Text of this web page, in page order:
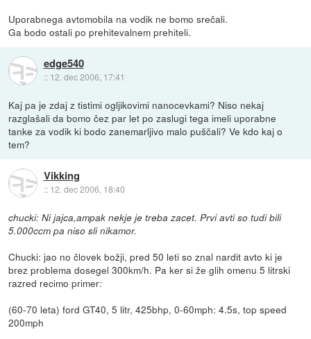
Uporabnega avtomobila na vodik ne bomo srečali.
Ga bodo ostali po prehitevalnem prehiteli.
edge540
:: 12. dec 2006, 17:41
Kaj pa je zdaj z tistimi ogljikovimi nanocevkami? Niso nekaj
razglašali da bomo čez par let po zaslugi tega imeli uporabne
tanke za vodik ki bodo zanemarljivo malo puščali? Ve kdo kaj o
tem?
Vikking
:: 12. dec 2006, 18:40
chucki: Ni jajca,ampak nekje je treba zacet. Prvi avti so tudi bili
5.000ccm pa niso sli nikamor.
Chucki: jao no človek božji, pred 50 leti so znal nardit avto ki je
brez problema dosegel 300km/h. Pa ker si že glih omenu 5 litrski
razred recimo primer:
(60-70 leta) ford GT40, 5 litr, 425bhp, 0-60mph: 4.5s, top speed
200mph